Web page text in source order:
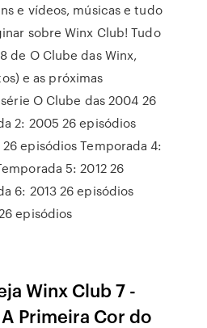
e vídeos, músicas e tudo
sobre Winx Club! Tudo
de O Clube das Winx,
e as próximas
O Clube das 2004 26
2: 2005 26 episódios
episódios Temporada 4:
5: 2012 26
6: 2013 26 episódios
episódios
Winx Club 7 -
Primeira Cor do